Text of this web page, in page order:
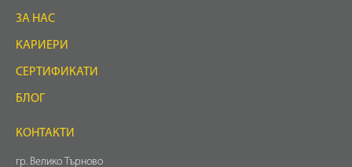
ЗА НАС
КАРИЕРИ
СЕРТИФИКАТИ
БЛОГ
КОНТАКТИ
гр. Велико Търново